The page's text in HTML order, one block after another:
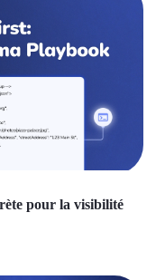
pour la visibilité